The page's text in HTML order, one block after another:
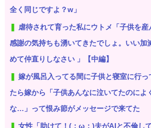
全く同じですよ？w」
虐待されて育った私にウトメ「子供を
感謝の気持ちも湧いてきたでしょ。いい加
めて仲直りしなさい 」【中編】
嫁が風呂入ってる間に子供と寝室に行っ
たら嫁から「子供あんなに泣いてたのによ
な…」って恨み節がメッセージで来てた
女性「助けて！(；ω；)夫がAIと不倫して